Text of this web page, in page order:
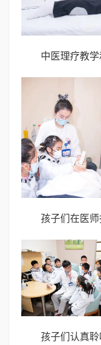
中医理疗教
孩子们在医师
孩子们认真